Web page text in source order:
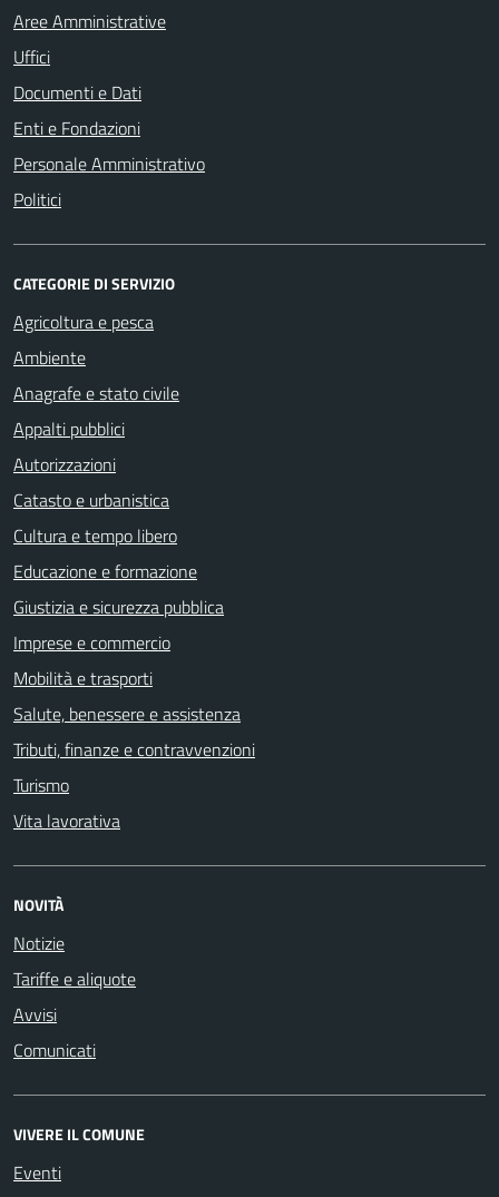
Aree Amministrative
Uffici
Documenti e Dati
Enti e Fondazioni
Personale Amministrativo
Politici
CATEGORIE DI SERVIZIO
Agricoltura e pesca
Ambiente
Anagrafe e stato civile
Appalti pubblici
Autorizzazioni
Catasto e urbanistica
Cultura e tempo libero
Educazione e formazione
Giustizia e sicurezza pubblica
Imprese e commercio
Mobilità e trasporti
Salute, benessere e assistenza
Tributi, finanze e contravvenzioni
Turismo
Vita lavorativa
NOVITÀ
Notizie
Tariffe e aliquote
Avvisi
Comunicati
VIVERE IL COMUNE
Eventi